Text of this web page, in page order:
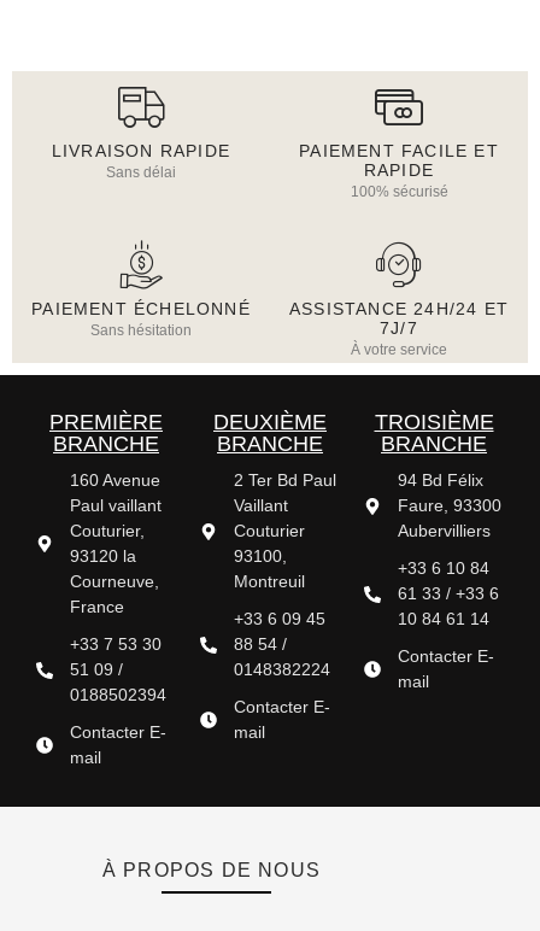
LIVRAISON RAPIDE
Sans délai
PAIEMENT FACILE ET
RAPIDE
100% sécurisé
PAIEMENT ÉCHELONNÉ
Sans hésitation
ASSISTANCE 24H/24 ET
7J/7
À votre service
PREMIÈRE
BRANCHE
160 Avenue
Paul vaillant
Couturier,
93120 la
Courneuve,
France
+33 7 53 30
51 09 /
0188502394
Contacter E-
mail
DEUXIÈME
BRANCHE
2 Ter Bd Paul
Vaillant
Couturier
93100,
Montreuil
+33 6 09 45
88 54 /
0148382224
Contacter E-
mail
TROISIÈME
BRANCHE
94 Bd Félix
Faure, 93300
Aubervilliers
+33 6 10 84
61 33 / +33 6
10 84 61 14
Contacter E-
mail
À PROPOS DE NOUS